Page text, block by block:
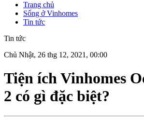
Trang chủ
Sống ở Vinhomes
Tin tức
Tin tức
Chủ Nhật, 26 thg 12, 2021, 00:00
Tiện ích Vinhomes
2 có gì đặc biệt?